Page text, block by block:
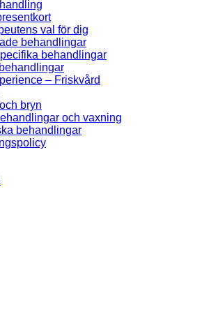
val för dig
behandlingar
behandlingar
– Friskvård
bryn
och vaxning
behandlingar